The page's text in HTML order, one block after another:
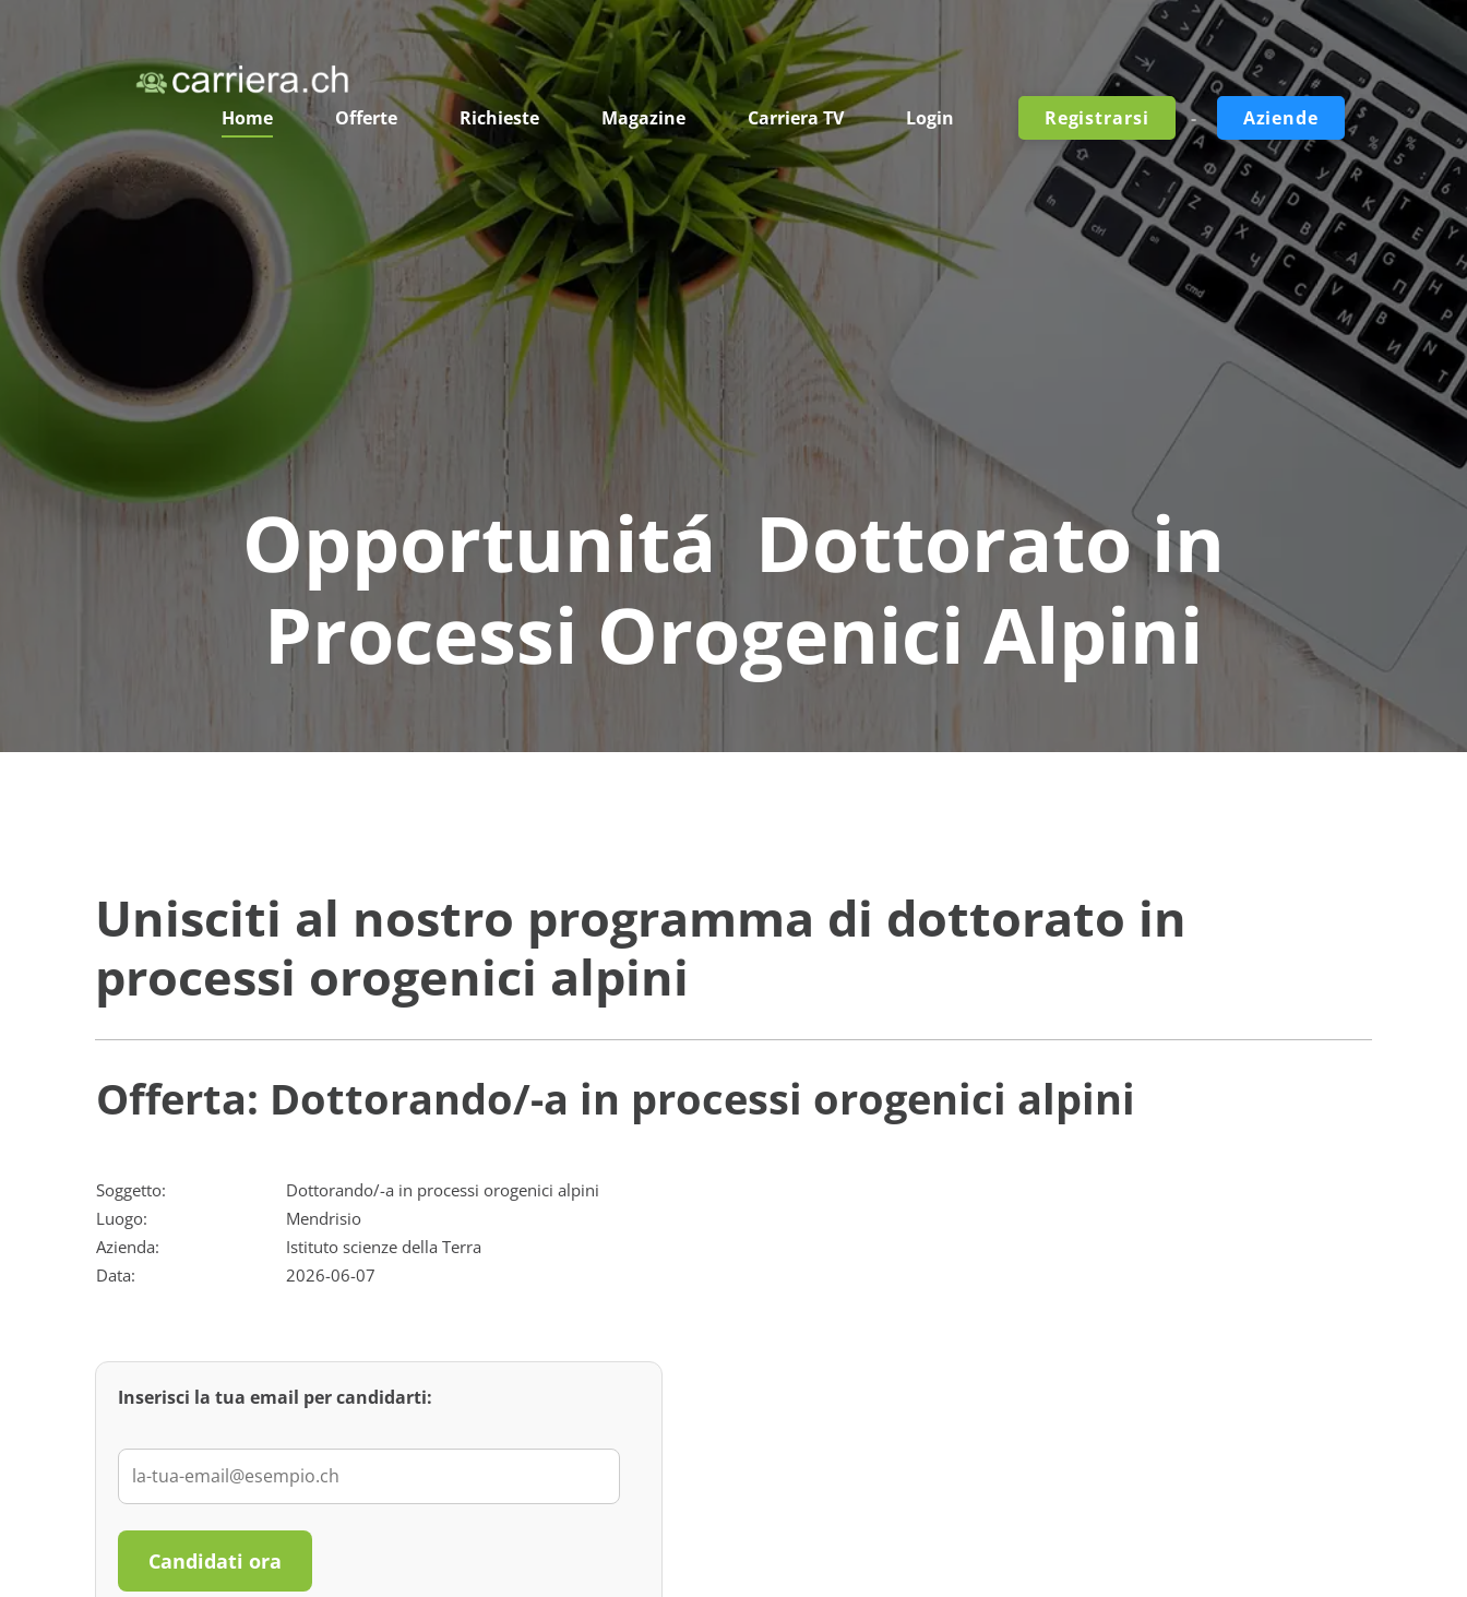
Home Offerte Richieste Magazine Carriera TV Login Registrarsi - Aziende
Opportunitá Dottorato in
Processi Orogenici Alpini
Unisciti al nostro programma di dottorato in
processi orogenici alpini
Offerta: Dottorando/-a in processi orogenici alpini
Soggetto:
Dottorando/-a in processi orogenici alpini
Luogo:
Mendrisio
Azienda:
Istituto scienze della Terra
Data:
2026-06-07
Inserisci la tua email per candidarti:
Candidati ora